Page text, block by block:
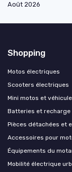
Août 2026
Shopping
Motos électriques
Scooters électriques
Mini motos et
Batteries et recharge
Pièces détachées et
Accessoires pour
Équipements du
Mobilité électrique